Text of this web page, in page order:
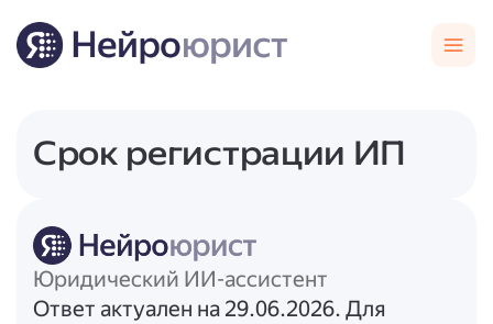
Срок регистрации ИП
Юридический ИИ-ассистент
Ответ актуален на 29.06.2026. Для